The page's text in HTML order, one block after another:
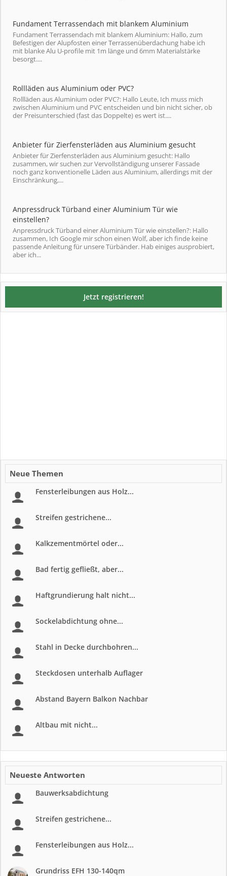
Fundament Terrassendach mit blankem Aluminium
Fundament Terrassendach mit blankem Aluminium: Hallo, zum
Befestigen der Alupfosten einer Terrassenüberdachung habe ich
mit blanke Alu U-profile mit 1m länge und 6mm Materialstärke
besorgt....
Rollläden aus Aluminium oder PVC?
Rollläden aus Aluminium oder PVC?: Hallo Leute, Ich muss mich
zwischen Aluminium und PVC entscheiden und bin nicht sicher, ob
der Preisunterschied (fast das Doppelte) es wert ist....
Anbieter für Zierfensterläden aus Aluminium gesucht
Anbieter für Zierfensterläden aus Aluminium gesucht: Hallo
zusammen, wir suchen zur Vervollständigung unserer Fassade
noch ganz konventionelle Läden aus Aluminium, allerdings mit der
Einschränkung,...
Anpressdruck Türband einer Aluminium Tür wie
einstellen?
Anpressdruck Türband einer Aluminium Tür wie einstellen?: Hallo
zusammen, Ich Google mir schon einen Wolf, aber ich finde keine
passende Anleitung für unsere Türbänder. Hab einiges ausprobiert,
aber ich...
Jetzt registrieren!
Neue Themen
Fensterleibungen aus Holz...
Streifen gestrichene...
Kalkzementmörtel oder...
Bad fertig gefließt, aber...
Haftgrundierung halt nicht...
Sockelabdichtung ohne...
Stahl in Decke durchbohren...
Steckdosen unterhalb Auflager
Abstand Bayern Balkon Nachbar
Altbau mit nicht...
Neueste Antworten
Bauwerksabdichtung
Streifen gestrichene...
Fensterleibungen aus Holz...
Grundriss EFH 130-140qm